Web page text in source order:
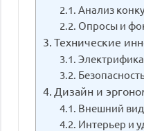
Анализ
Опросы и
Технические
Дизайн и
Внешний вид
Интерьер и